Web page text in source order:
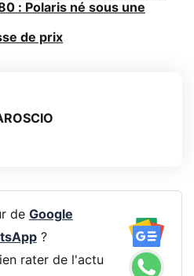
: Polaris né sous une
de prix
de Google
?
rater de l'actu